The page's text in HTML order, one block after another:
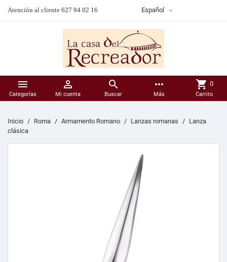
Atención al cliente 627 94 02 16 Español 

Categorías

Mi cuenta

Buscar
more_horiz
Más
shopping_cart 0
Carrito
Inicio Roma Armamento Romano Lanzas romanas
Lanza
clásica